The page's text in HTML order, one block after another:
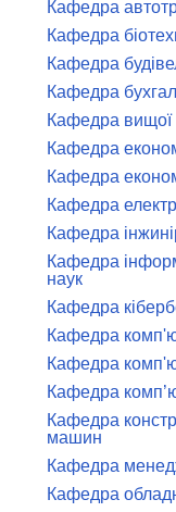
Кафедра
Кафедра
Кафедра
Кафедра
Кафедра вищої
Кафедра
Кафедра
Кафедра
Кафедра
Кафедра
наук
Кафедра
Кафедра
Кафедра
Кафедра
Кафедра
машин
Кафедра
Кафедра